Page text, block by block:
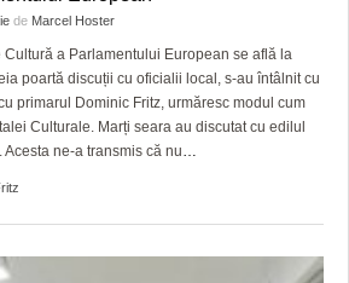
de Marcel Hoster
Cultură a Parlamentului European se află la
poartă discuții cu oficialii local, s-au întâlnit cu
primarul Dominic Fritz, urmăresc modul cum
Culturale. Marți seara au discutat cu edilul
ne-a transmis că nu…